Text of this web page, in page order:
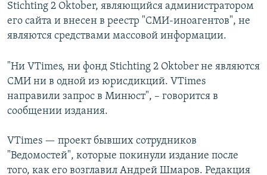
Stichting 2 Oktober, являющийся администратором
его сайта и внесен в реестр "СМИ-иноагентов", не
являются средствами массовой информации.
"Ни VTimes, ни фонд Stichting 2 Oktober не являются
СМИ ни в одной из юрисдикций. VTimes
направили запрос в Минюст", – говорится в
сообщении издания.
VTimes — проект бывших сотрудников
"Ведомостей", которые покинули издание после
того, как его возглавил Андрей Шмаров. Редакция